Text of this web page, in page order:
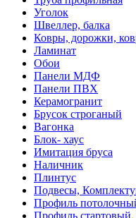
Уголок
Швеллер, балка
Ковры, дорожки,
Ламинат
Обои
Панели МДФ
Панели ПВХ
Керамогранит
Брусок строганый
Вагонка
Блок- хаус
Имитация бруса
Наличник
Плинтус
Подвесы,
Профиль
Профиль